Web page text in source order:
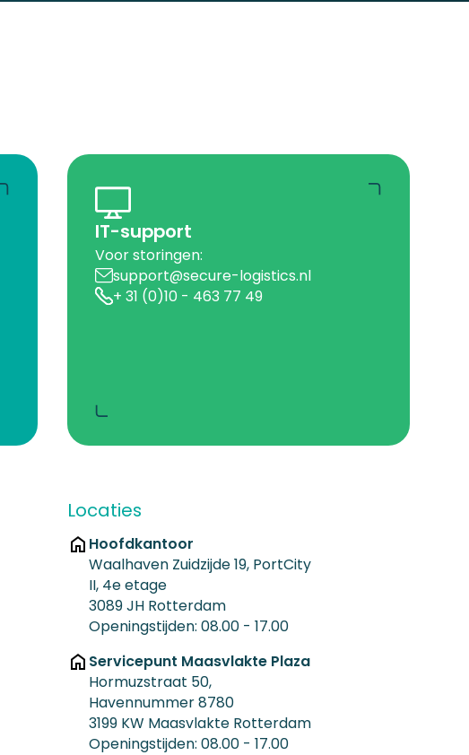
IT-support
Voor storingen:
support@secure-logistics.nl
+ 31 (0)10 - 463 77 49
Locaties
Hoofdkantoor
Waalhaven Zuidzijde 19, PortCity
II, 4e etage
3089 JH Rotterdam
Openingstijden: 08.00 - 17.00
Servicepunt Maasvlakte Plaza
Hormuzstraat 50,
Havennummer 8780
3199 KW Maasvlakte Rotterdam
Openingstijden: 08.00 - 17.00